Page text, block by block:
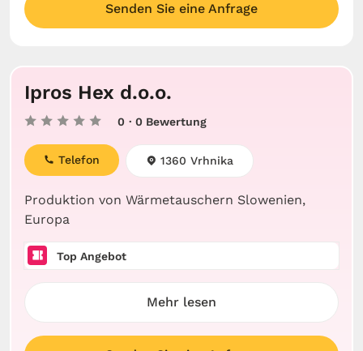
Senden Sie eine Anfrage
Ipros Hex d.o.o.
0 · 0 Bewertung
Produktion von Wärmetauschern Slowenien,
Europa
Telefon 1360 Vrhnika
Top Angebot
Mehr lesen